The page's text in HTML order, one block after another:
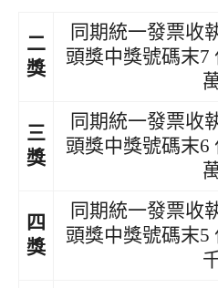
二
獎
同期統一發票收
頭獎中獎號碼末7
三
獎
同期統一發票收
頭獎中獎號碼末6
四
獎
同期統一發票收
頭獎中獎號碼末5